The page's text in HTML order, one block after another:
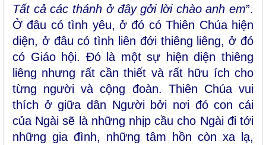
Tất cả các thánh ở đây gởi lời chào anh em”.
Ở đâu có tình yêu, ở đó có Thiên Chúa hiện
diện, ở đâu có tình liên đới thiêng liêng, ở đó
có Giáo hội. Đó là một sự hiện diện thiêng
liêng nhưng rất cần thiết và rất hữu ích cho
từng người và cộng đoàn. Thiên Chúa vui
thích ở giữa dân Người bởi nơi đó con cái
của Ngài sẽ là những nhịp cầu cho Ngài đi tới
những gia đình, những tâm hồn còn xa lạ,